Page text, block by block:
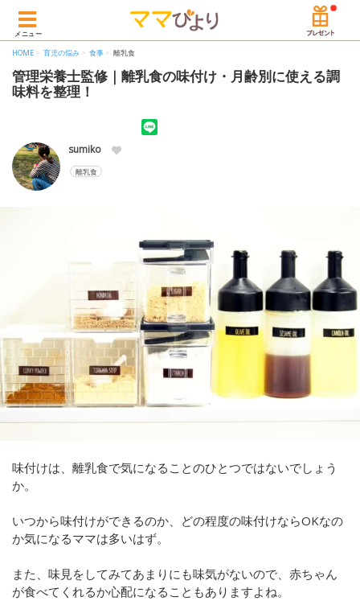
メニュー
HOME 育児の悩み 食事 離乳食
管理栄養士監修｜離乳食の味付け・月齢別に使える調
味料を整理！
sumiko
離乳食
味付けは、離乳食で気になることのひとつではないでしょう
か。
いつから味付けができるのか、どの程度の味付けならOKなの
か気になるママは多いはず。
また、味見をしてみてあまりにも味気がないので、赤ちゃん
が食べてくれるか心配になることもありますよね。